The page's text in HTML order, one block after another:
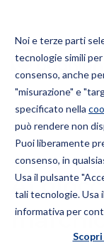
Noi e terze parti
tecnologie simili
consenso, anche
"misurazione" e
specificato nella
può rendere non
Puoi liberamente
consenso, in
Usa il pulsante
tali tecnologie. Usa
informativa per
Bugnion
The
way
HOME NEWS
AI
CERTIFICAZIONE
Ai